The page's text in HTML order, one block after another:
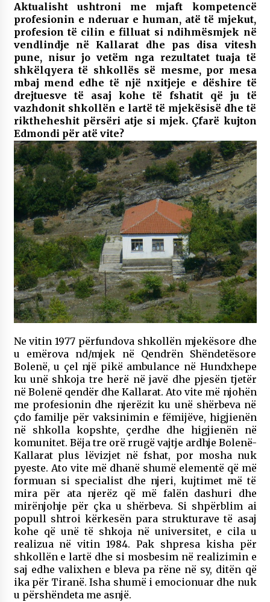
Aktualisht ushtroni me mjaft kompetencë
profesionin e nderuar e human, atë të mjekut,
profesion të cilin e filluat si ndihmësmjek në
vendlindje në Kallarat dhe pas disa vitesh
pune, nisur jo vetëm nga rezultatet tuaja të
shkëlqyera të shkollës së mesme, por mesa
mbaj mend edhe të një nxitjeje e dëshire të
drejtuesve të asaj kohe të fshatit që ju të
vazhdonit shkollën e lartë të mjekësisë dhe të
riktheheshit përsëri atje si mjek. Çfarë kujton
Edmondi për atë vite?
Ne vitin 1977 përfundova shkollën mjekësore dhe
u emërova nd/mjek në Qendrën Shëndetësore
Bolenë, u çel një pikë ambulance në Hundxhepe
ku unë shkoja tre herë në javë dhe pjesën tjetër
në Bolenë qendër dhe Kallarat. Ato vite më njohën
me profesionin dhe njerëzit ku unë shërbeva në
çdo familje për vaksinimin e fëmijëve, higjienën
në shkolla kopshte, çerdhe dhe higjienën në
komunitet. Bëja tre orë rrugë vajtje ardhje Bolenë-
Kallarat plus lëvizjet në fshat, por mosha nuk
pyeste. Ato vite më dhanë shumë elementë që më
formuan si specialist dhe njeri, kujtimet më të
mira për ata njerëz që më falën dashuri dhe
mirënjohje për çka u shërbeva. Si shpërblim ai
popull shtroi kërkesën para strukturave të asaj
kohe që unë të shkoja në universitet, e cila u
realizua në vitin 1984. Pak shpresa kisha për
shkollën e lartë dhe si mosbesim në realizimin e
saj edhe valixhen e bleva pa rëne në sy, ditën që
ika për Tiranë. Isha shumë i emocionuar dhe nuk
u përshëndeta me asnjë.